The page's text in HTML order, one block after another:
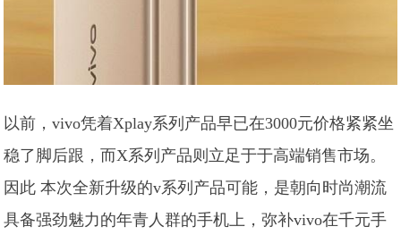
以前，vivo凭着Xplay系列产品早已在3000元价格紧紧坐
稳了脚后跟，而X系列产品则立足于于高端销售市场。
因此 本次全新升级的v系列产品可能，是朝向时尚潮流
具备强劲魅力的年青人群的手机上，弥补vivo在千元手